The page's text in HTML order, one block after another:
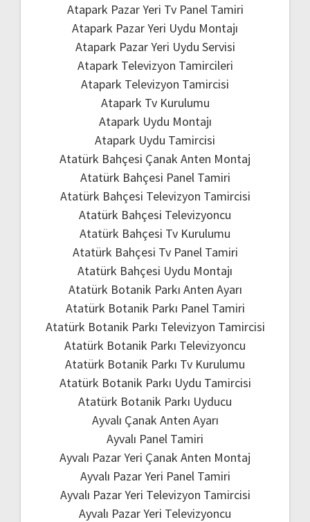
Atapark Pazar Yeri Tv Panel Tamiri
Atapark Pazar Yeri Uydu Montajı
Atapark Pazar Yeri Uydu Servisi
Atapark Televizyon Tamircileri
Atapark Televizyon Tamircisi
Atapark Tv Kurulumu
Atapark Uydu Montajı
Atapark Uydu Tamircisi
Atatürk Bahçesi Çanak Anten Montaj
Atatürk Bahçesi Panel Tamiri
Atatürk Bahçesi Televizyon Tamircisi
Atatürk Bahçesi Televizyoncu
Atatürk Bahçesi Tv Kurulumu
Atatürk Bahçesi Tv Panel Tamiri
Atatürk Bahçesi Uydu Montajı
Atatürk Botanik Parkı Anten Ayarı
Atatürk Botanik Parkı Panel Tamiri
Atatürk Botanik Parkı Televizyon Tamircisi
Atatürk Botanik Parkı Televizyoncu
Atatürk Botanik Parkı Tv Kurulumu
Atatürk Botanik Parkı Uydu Tamircisi
Atatürk Botanik Parkı Uyducu
Ayvalı Çanak Anten Ayarı
Ayvalı Panel Tamiri
Ayvalı Pazar Yeri Çanak Anten Montaj
Ayvalı Pazar Yeri Panel Tamiri
Ayvalı Pazar Yeri Televizyon Tamircisi
Ayvalı Pazar Yeri Televizyoncu